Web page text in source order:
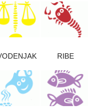
RIBE